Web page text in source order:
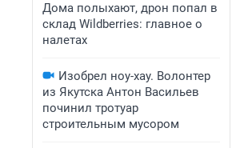
Дома полыхают, дрон попал в
склад Wildberries: главное о
налетах
Изобрел ноу-хау. Волонтер
из Якутска Антон Васильев
починил тротуар
строительным мусором